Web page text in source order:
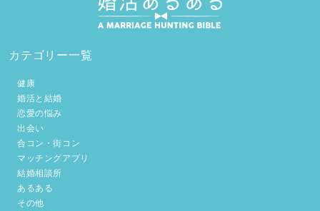
カテゴリー一覧
健康
婚活と結婚
恋愛の悩み
出会い
合コン・街コン
マッチングアプリ
結婚相談所
あるある
その他